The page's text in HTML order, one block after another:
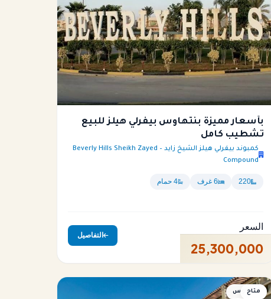
بأسعار مميزة بنتهاوس بيفرلي هيلز للبيع
تشطيب كامل
كمبوند بيفرلي هيلز الشيخ زايد – Beverly Hills Sheikh Zayed
Compound
220 6 غرف 4 حمام
السعر
25,300,000
التفاصيل
بنتهاوس
متاح